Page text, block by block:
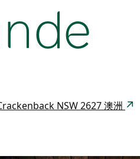
NSW 2627 澳洲